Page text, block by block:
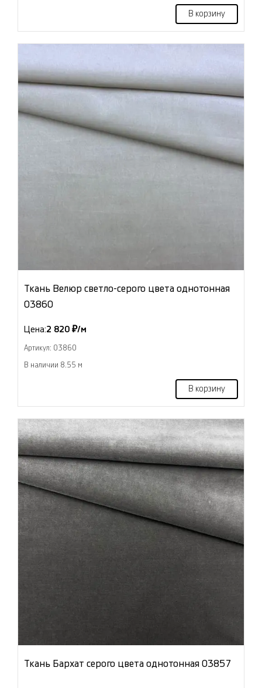
В корзину
Ткань Велюр светло-серого цвета однотонная
03860
Цена:2 820 ₽/м
Артикул: 03860
В наличии 8.55 м
В корзину
Ткань Бархат серого цвета однотонная 03857